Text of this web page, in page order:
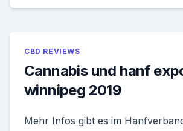
CBD REVIEWS
Cannabis und hanf
winnipeg 2019
Mehr Infos gibt es im